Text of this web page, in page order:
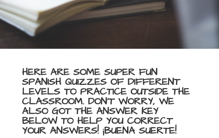
HERE ARE SOME SUPER FUN
SPANISH QUIZZES OF DIFFERENT
LEVELS TO PRACTICE OUTSIDE THE
CLASSROOM. DON’T WORRY, WE
ALSO GOT THE ANSWER KEY
BELOW TO HELP YOU CORRECT
YOUR ANSWERS! ¡BUENA SUERTE!